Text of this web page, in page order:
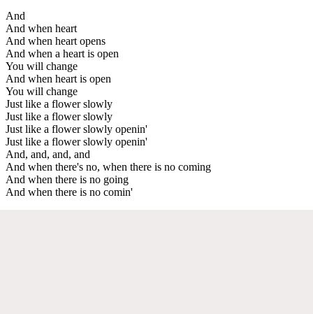
And
And when heart
And when heart opens
And when a heart is open
You will change
And when heart is open
You will change
Just like a flower slowly
Just like a flower slowly
Just like a flower slowly openin'
Just like a flower slowly openin'
And, and, and, and
And when there's no, when there is no coming
And when there is no going
And when there is no comin'